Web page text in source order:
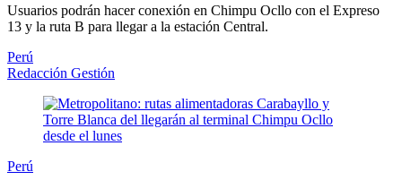
Usuarios podrán hacer conexión en Chimpu Ocllo con el Expreso
13 y la ruta B para llegar a la estación Central.
Perú
Redacción Gestión
Perú